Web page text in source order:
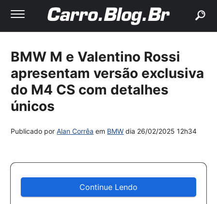
BMW M e Valentino Rossi
apresentam versão exclusiva
do M4 CS com detalhes
únicos
Publicado porAlan Corrêa em BMW dia 26/02/2025 12h34
Continue Lendo